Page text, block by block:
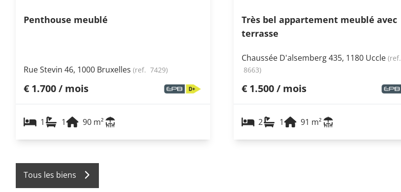
Penthouse meublé
Rue Stevin 46, 1000 Bruxelles (ref. 7429)
€ 1.700 / mois
1 1 90 m²
Très bel appartement meublé avec
terrasse
Chaussée D'alsemberg 435, 1180 Uccle (ref.
8663)
€ 1.500 / mois
2 1 91 m²
Tous les biens